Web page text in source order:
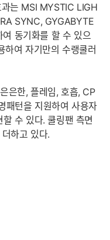
는 MSI MYSTIC LIGH
SYNC, GYGABYTE
동기화를 할 수 있으
하여 자기만의 수랭쿨러
은한, 플레임, 호흡, CP
패턴을 지원하여 사용자
수 있다. 쿨링팬 측면
하고 있다.